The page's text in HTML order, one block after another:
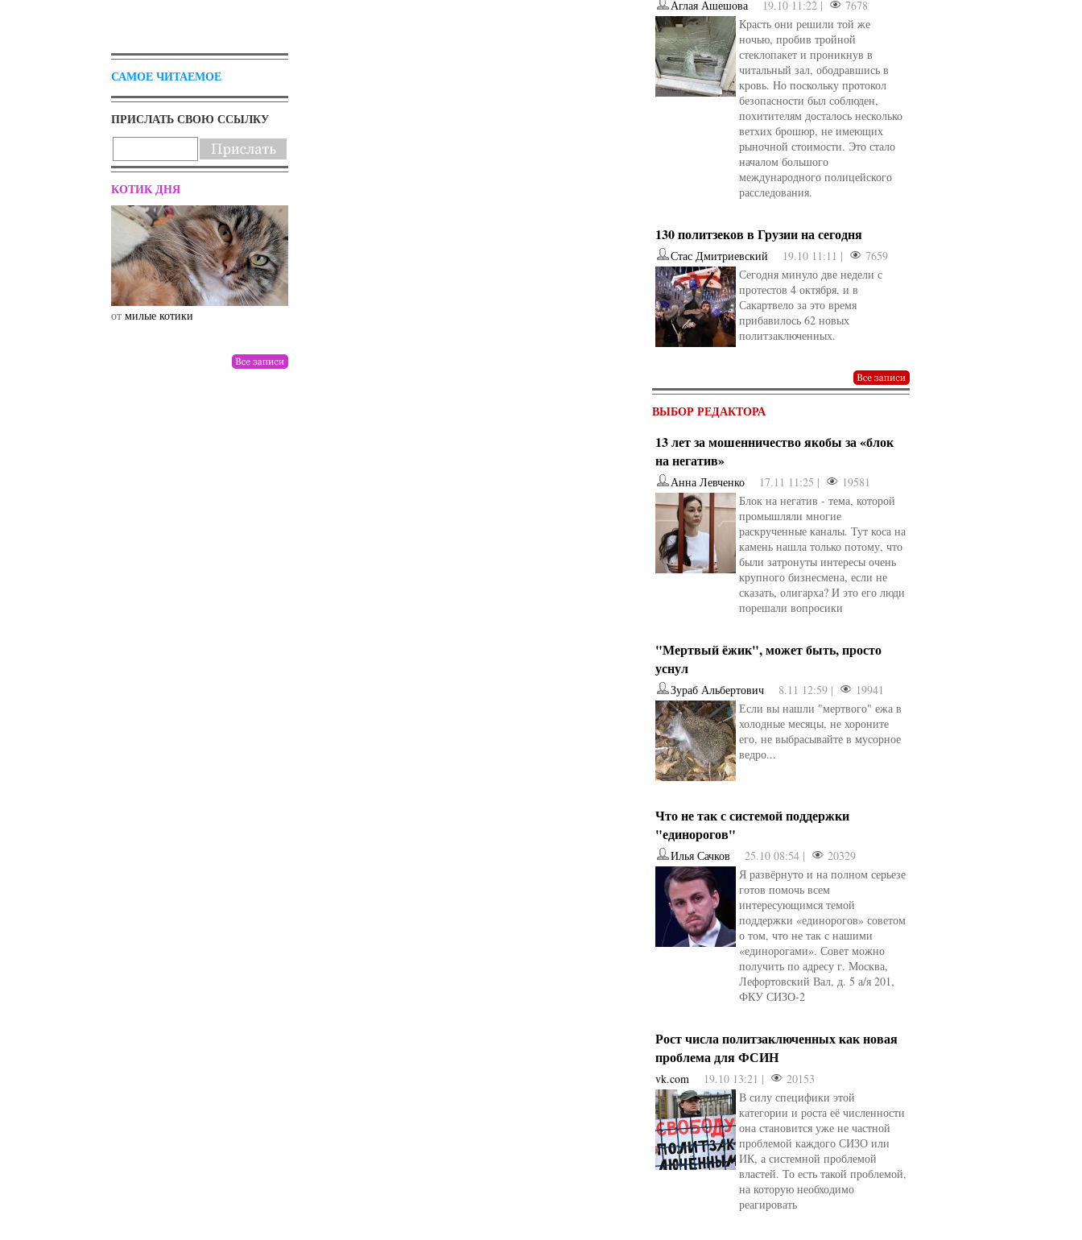
САМОЕ ЧИТАЕМОЕ
ПРИСЛАТЬ СВОЮ ССЫЛКУ
КОТИК ДНЯ
отмилые котики от Ирина Иновели от kotyaravesel
Аглая Ашешова 19.10 11:22 |
7678
Красть они решили той же
ночью, пробив тройной
стеклопакет и проникнув в
читальный зал, ободравшись в
кровь. Но поскольку протокол
безопасности был соблюден,
похитителям досталось несколько
ветхих брошюр, не имеющих
рыночной стоимости. Это стало
началом большого
международного полицейского
расследования.
130 политзеков в Грузии на сегодня
Стас Дмитриевский 19.10 11:11 |
7659
Сегодня минуло две недели с
протестов 4 октября, и в
Сакартвело за это время
прибавилось 62 новых
политзаключенных.
ВЫБОР РЕДАКТОРА
13 лет за мошенничество якобы за «блок
на негатив»
Анна Левченко 17.11 11:25 |
19581
Блок на негатив - тема, которой
промышляли многие
раскрученные каналы. Тут коса на
камень нашла только потому, что
были затронуты интересы очень
крупного бизнесмена, если не
сказать, олигарха? И это его люди
порешали вопросики
"Мертвый ёжик", может быть, просто
уснул
Зураб Альбертович 8.11 12:59 |
19941
Если вы нашли "мертвого" ежа в
холодные месяцы, не хороните
его, не выбрасывайте в мусорное
ведро...
Что не так с системой поддержки
"единорогов"
Илья Сачков 25.10 08:54 |
20329
Я развёрнуто и на полном серьезе
готов помочь всем
интересующимся темой
поддержки «единорогов» советом
о том, что не так с нашими
«единорогами». Совет можно
получить по адресу г. Москва,
Лефортовский Вал, д. 5 а/я 201,
ФКУ СИЗО-2
Рост числа политзаключенных как новая
проблема для ФСИН
vk.com 19.10 13:21 |
20153
В силу специфики этой
категории и роста её численности
она становится уже не частной
проблемой каждого СИЗО или
ИК, а системной проблемой
властей. То есть такой проблемой,
на которую необходимо
реагировать